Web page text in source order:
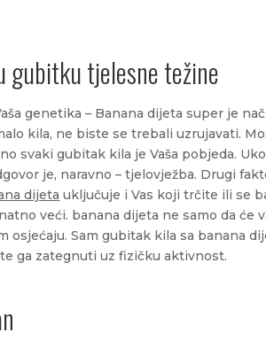
gubitku tjelesne težine
genetika – Banana dijeta super je
kila, ne biste se trebali uzrujavati.
svaki gubitak kila je Vaša pobjeda.
je, naravno – tjelovježba. Drugi
dijeta uključuje i Vas koji trčite ili se
veći. banana dijeta ne samo da će
Sam gubitak kila sa banana
ga zategnuti uz fizičku aktivnost.